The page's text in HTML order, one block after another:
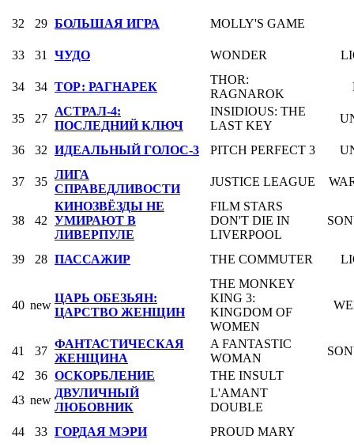
32 29 БОЛЬШАЯ ИГРА MOLLY'S GAME
33 31 ЧУДО WONDER
34 34 ТОР: РАГНАРЕК
THOR:
RAGNAROK
35 27
АСТРАЛ-4:
ПОСЛЕДНИЙ КЛЮЧ
INSIDIOUS: THE
LAST KEY
36 32 ИДЕАЛЬНЫЙ ГОЛОС-3 PITCH PERFECT 3
37 35
ЛИГА
СПРАВЕДЛИВОСТИ
JUSTICE LEAGUE
38 42
КИНОЗВЁЗДЫ НЕ
УМИРАЮТ В
ЛИВЕРПУЛЕ
FILM STARS
DON'T DIE IN
LIVERPOOL
39 28 ПАССАЖИР THE COMMUTER
40 new
ЦАРЬ ОБЕЗЬЯН:
ЦАРСТВО ЖЕНЩИН
THE MONKEY
KING 3:
KINGDOM OF
WOMEN
41 37
ФАНТАСТИЧЕСКАЯ
ЖЕНЩИНА
A FANTASTIC
WOMAN
42
36 ОСКОРБЛЕНИЕ THE INSULT
43 new
ДВУЛИЧНЫЙ
ЛЮБОВНИК
L'AMANT
DOUBLE
44 33 ГОРДАЯ МЭРИ PROUD MARY